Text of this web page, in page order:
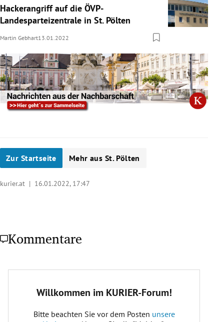
Hackerangriff auf die ÖVP-
Landesparteizentrale in St. Pölten
Martin Gebhart13.01.2022
Zur Startseite Mehr aus St. Pölten
kurier.at | 16.01.2022, 17:47
Kommentare